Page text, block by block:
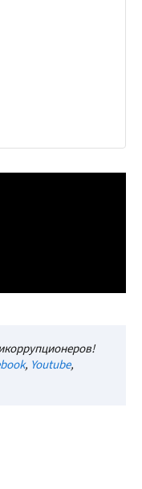
, Youtube,